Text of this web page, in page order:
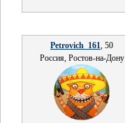
Petrovich_161, 50
Россия, Ростов-на-Дону